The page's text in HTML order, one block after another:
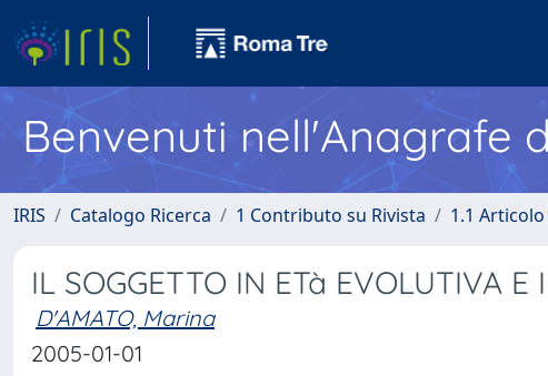
Benvenuti nell'Anagrafe
IRIS Catalogo Ricerca 1 Contributo su Rivista 1.1
IL SOGGETTO IN ETà EVOLUTIVA E
D'AMATO, Marina
2005-01-01